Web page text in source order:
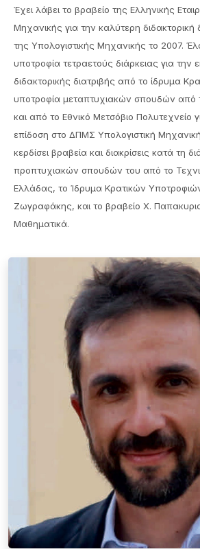
Έχει λάβει το βραβείο της Ελληνικής
Μηχανικής για την καλύτερη διδακτορική
της Υπολογιστικής Μηχανικής το 2007.
υποτροφία τετραετούς διάρκειας για την
διδακτορικής διατριβής από το ίδρυμα
υποτροφία μεταπτυχιακών σπουδών από
και από το Εθνικό Μετσόβιο Πολυτεχνείο
επίδοση στο ΔΠΜΣ Υπολογιστική
κερδίσει βραβεία και διακρίσεις κατά τη
προπτυχιακών σπουδών του από το
Ελλάδας, το Ίδρυμα Κρατικών
Ζωγραφάκης, και το βραβείο Χ.
Μαθηματικά.